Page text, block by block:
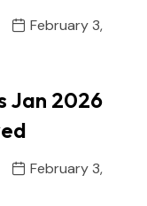
February 3,
Jan 2026
February 3,